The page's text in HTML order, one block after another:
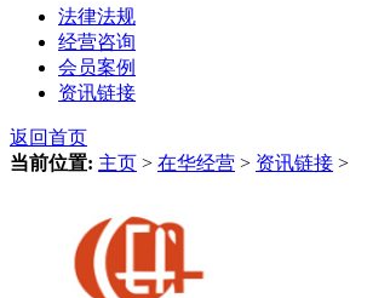
法律法规
经营咨询
会员案例
资讯链接
返回首页
当前位置: 主页 > 在华经营 > 资讯链接 >